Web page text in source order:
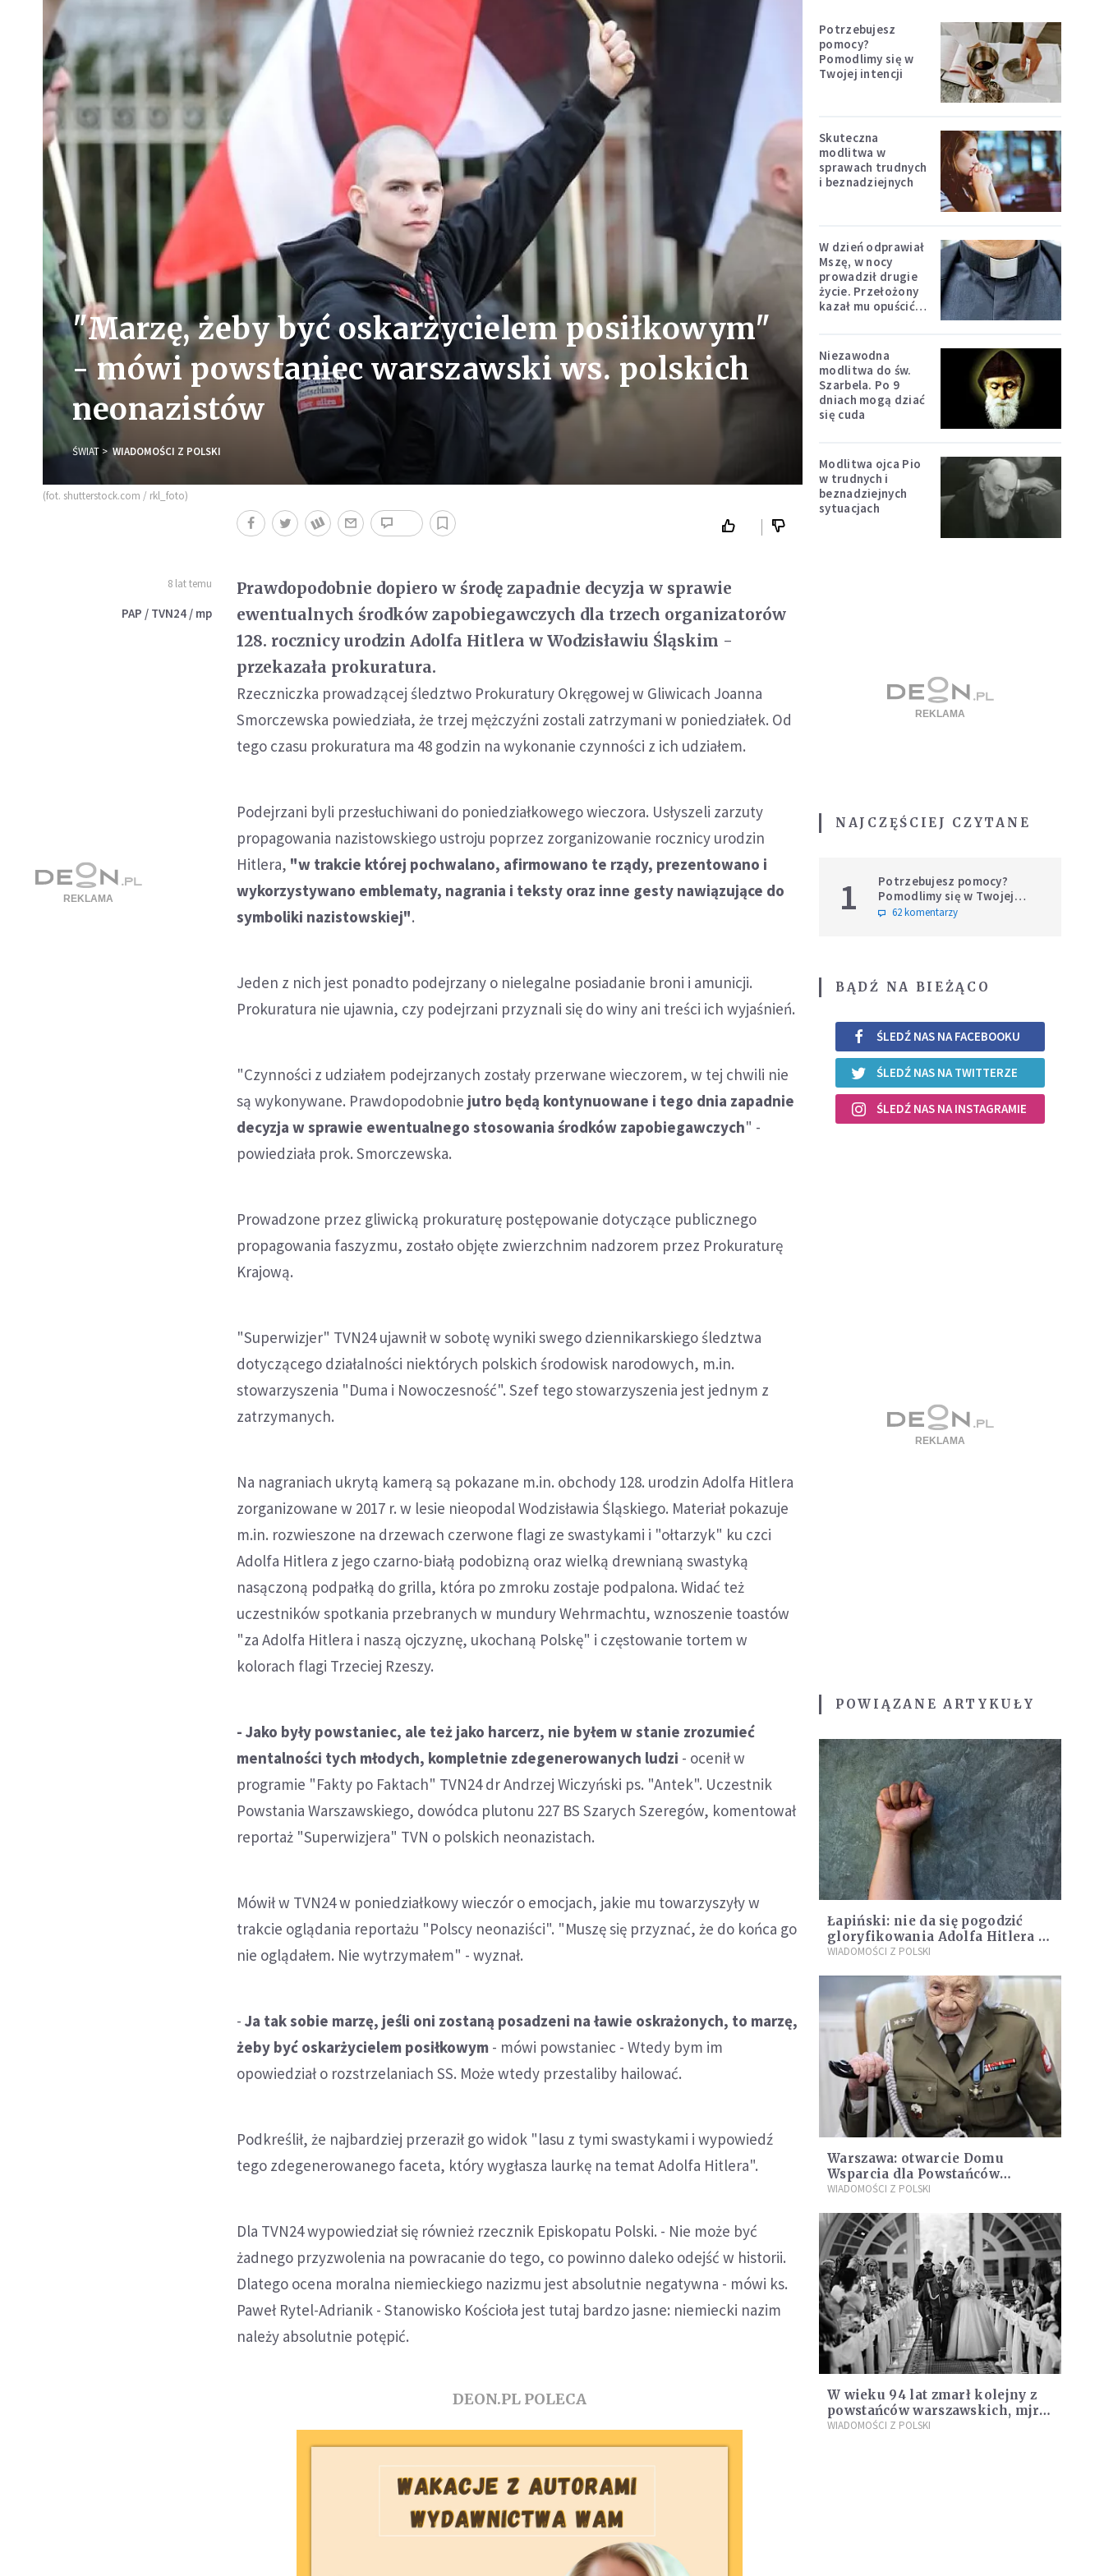
"Marzę, żeby być oskarżycielem posiłkowym"
- mówi powstaniec warszawski ws. polskich
neonazistów
ŚWIAT WIADOMOŚCI Z POLSKI
(fot. shutterstock.com / rkl_foto)
8 lat temu
PAP / TVN24 / mp
Prawdopodobnie dopiero w środę zapadnie decyzja w sprawie
ewentualnych środków zapobiegawczych dla trzech organizatorów
128. rocznicy urodzin Adolfa Hitlera w Wodzisławiu Śląskim -
przekazała prokuratura.
Rzeczniczka prowadzącej śledztwo Prokuratury Okręgowej w Gliwicach Joanna
Smorczewska powiedziała, że trzej mężczyźni zostali zatrzymani w poniedziałek. Od
tego czasu prokuratura ma 48 godzin na wykonanie czynności z ich udziałem.
Podejrzani byli przesłuchiwani do poniedziałkowego wieczora. Usłyszeli zarzuty
propagowania nazistowskiego ustroju poprzez zorganizowanie rocznicy urodzin
Hitlera, "w trakcie której pochwalano, afirmowano te rządy, prezentowano i
wykorzystywano emblematy, nagrania i teksty oraz inne gesty nawiązujące do
symboliki nazistowskiej".
Jeden z nich jest ponadto podejrzany o nielegalne posiadanie broni i amunicji.
Prokuratura nie ujawnia, czy podejrzani przyznali się do winy ani treści ich wyjaśnień.
"Czynności z udziałem podejrzanych zostały przerwane wieczorem, w tej chwili nie
są wykonywane. Prawdopodobnie jutro będą kontynuowane i tego dnia zapadnie
decyzja w sprawie ewentualnego stosowania środków zapobiegawczych" -
powiedziała prok. Smorczewska.
Prowadzone przez gliwicką prokuraturę postępowanie dotyczące publicznego
propagowania faszyzmu, zostało objęte zwierzchnim nadzorem przez Prokuraturę
Krajową.
"Superwizjer" TVN24 ujawnił w sobotę wyniki swego dziennikarskiego śledztwa
dotyczącego działalności niektórych polskich środowisk narodowych, m.in.
stowarzyszenia "Duma i Nowoczesność". Szef tego stowarzyszenia jest jednym z
zatrzymanych.
Na nagraniach ukrytą kamerą są pokazane m.in. obchody 128. urodzin Adolfa Hitlera
zorganizowane w 2017 r. w lesie nieopodal Wodzisławia Śląskiego. Materiał pokazuje
m.in. rozwieszone na drzewach czerwone flagi ze swastykami i "ołtarzyk" ku czci
Adolfa Hitlera z jego czarno-białą podobizną oraz wielką drewnianą swastyką
nasączoną podpałką do grilla, która po zmroku zostaje podpalona. Widać też
uczestników spotkania przebranych w mundury Wehrmachtu, wznoszenie toastów
"za Adolfa Hitlera i naszą ojczyznę, ukochaną Polskę" i częstowanie tortem w
kolorach flagi Trzeciej Rzeszy.
- Jako były powstaniec, ale też jako harcerz, nie byłem w stanie zrozumieć
mentalności tych młodych, kompletnie zdegenerowanych ludzi - ocenił w
programie "Fakty po Faktach" TVN24 dr Andrzej Wiczyński ps. "Antek". Uczestnik
Powstania Warszawskiego, dowódca plutonu 227 BS Szarych Szeregów, komentował
reportaż "Superwizjera" TVN o polskich neonazistach.
Mówił w TVN24 w poniedziałkowy wieczór o emocjach, jakie mu towarzyszyły w
trakcie oglądania reportażu "Polscy neonaziści". "Muszę się przyznać, że do końca go
nie oglądałem. Nie wytrzymałem" - wyznał.
-Ja tak sobie marzę, jeśli oni zostaną posadzeni na ławie oskrażonych, to marzę,
żeby być oskarżycielem posiłkowym - mówi powstaniec - Wtedy bym im
opowiedział o rozstrzelaniach SS. Może wtedy przestaliby hailować.
Podkreślił, że najbardziej przeraził go widok "lasu z tymi swastykami i wypowiedź
tego zdegenerowanego faceta, który wygłasza laurkę na temat Adolfa Hitlera".
Dla TVN24 wypowiedział się również rzecznik Episkopatu Polski. - Nie może być
żadnego przyzwolenia na powracanie do tego, co powinno daleko odejść w historii.
Dlatego ocena moralna niemieckiego nazizmu jest absolutnie negatywna - mówi ks.
Paweł Rytel-Adrianik - Stanowisko Kościoła jest tutaj bardzo jasne: niemiecki nazim
należy absolutnie potępić.
DEON.PL POLECA
Potrzebujesz
pomocy?
Pomodlimy się w
Twojej intencji
Skuteczna
modlitwa w
sprawach trudnych
i beznadziejnych
W dzień odprawiał
Mszę, w nocy
prowadził drugie
życie. Przełożony
kazał mu opuścić
Niezawodna
modlitwa do św.
Szarbela. Po 9
dniach mogą dziać
się cuda
Modlitwa ojca Pio
w trudnych i
beznadziejnych
sytuacjach
NAJCZĘŚCIEJ CZYTANE
1
Potrzebujesz pomocy?
Pomodlimy się w Twojej
intencji
62 komentarzy
BĄDŹ NA BIEŻĄCO
ŚLEDŹ NAS NA FACEBOOKU
ŚLEDŹ NAS NA TWITTERZE
ŚLEDŹ NAS NA INSTAGRAMIE
POWIĄZANE ARTYKUŁY
Łapiński: nie da się pogodzić
gloryfikowania Adolfa Hitlera z
patriotyzmem
WIADOMOŚCI Z POLSKI
Warszawa: otwarcie Domu
Wsparcia dla Powstańców
Warszawskich
WIADOMOŚCI Z POLSKI
W wieku 94 lat zmarł kolejny z
powstańców warszawskich, mjr
Bronisław Karwowski
WIADOMOŚCI Z POLSKI